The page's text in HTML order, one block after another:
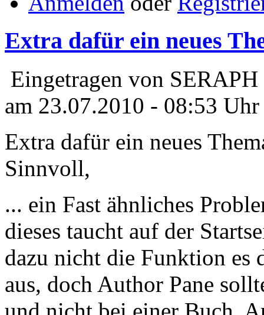
Extra dafür ein neues
Eingetragen von
am 23.07.2010 - 08:53 Uhr
Extra dafür ein neues
Sinnvoll,
... ein Fast ähnliches
dieses taucht auf der
dazu nicht die Funktion es
aus, doch Author Pane